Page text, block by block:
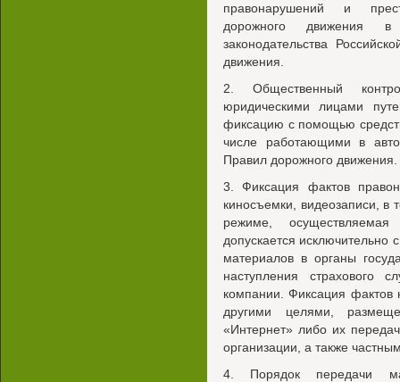
правонарушений и
дорожного движения в
законодательства
движения.
2. Общественный
юридическими лицами
фиксацию с помощью
числе работающими в
Правил дорожного движения.
3. Фиксация фактов
киносъемки, видеозаписи, в
режиме,
допускается
материалов в органы
наступления страхового
компании. Фиксация
другими целями,
«Интернет» либо их
организации, а также
4. Порядок передачи